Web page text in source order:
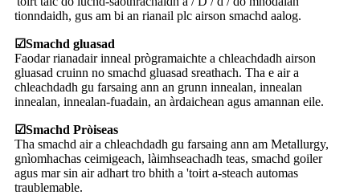
tionndaidh, gus am bi an rianail plc airson smachd aalog.
☑Smachd gluasad
Faodar rianadair inneal prògramaichte a chleachdadh airson
gluasad cruinn no smachd gluasad sreathach. Tha e air a
chleachdadh gu farsaing ann an grunn innealan, innealan
innealan, innealan-fuadain, an àrdaichean agus amannan eile.
☑Smachd Pròiseas
Tha smachd air a chleachdadh gu farsaing ann am Metallurgy,
gnìomhachas ceimigeach, làimhseachadh teas, smachd goiler
agus mar sin air adhart tro bhith a 'toirt a-steach automas
traublemable.